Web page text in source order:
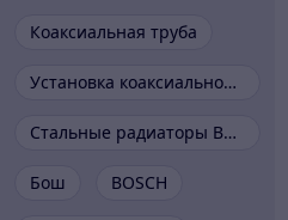
Коаксиальная труба
Установка коаксиальной трубы
Стальные радиаторы Buderus
Бош BOSCH